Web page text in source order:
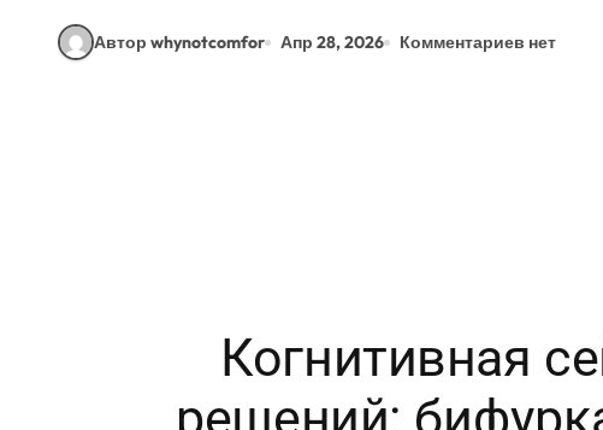
Автор whynotcomfor Апр 28, 2026 Комментариев нет